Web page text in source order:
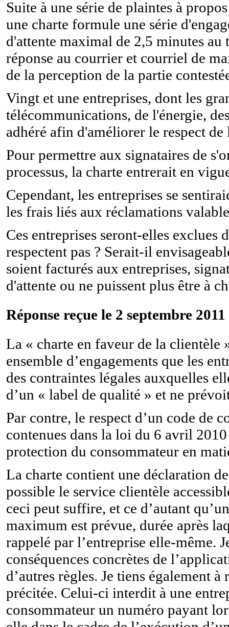
Suite à une série de plaintes à
une charte formule une série
d'attente maximal de 2,5 minutes
réponse au courrier et courriel de
de la perception de la partie
Vingt et une entreprises, dont les
télécommunications, de l'énergie,
adhéré afin d'améliorer le respect de
Pour permettre aux signataires de
processus, la charte entrerait en
Cependant, les entreprises se
les frais liés aux réclamations
Ces entreprises seront-elles exclues
respectent pas ? Serait-il
soient facturés aux entreprises,
d'attente ou ne puissent plus être à
Réponse reçue le 2 septembre
La « charte en faveur de la clientèle
ensemble d’engagements que les
des contraintes légales auxquelles
d’un « label de qualité » et ne
Par contre, le respect d’un code de
contenues dans la loi du 6 avril
protection du consommateur en
La charte contient une déclaration
possible le service clientèle
ceci peut suffire, et ce d’autant
maximum est prévue, durée après
rappelé par l’entreprise elle-même.
conséquences concrètes de
d’autres règles. Je tiens également
précitée. Celui-ci interdit à une
consommateur un numéro payant